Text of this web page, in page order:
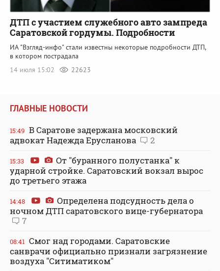
ДТП с участием служебного авто зампреда
Саратовской гордумы. Подробности
ИА "Взгляд-инфо" стали известны некоторые подробности ДТП,
в котором пострадала
14 июля 15:02
22623
ГЛАВНЫЕ НОВОСТИ
15:49 В Саратове задержана московский
адвокат Надежда Ерусланова
2
15:33
От "буранного полустанка" к
ударной стройке. Саратовский вокзал вырос
до третьего этажа
14:48
Определена подсудность дела о
ночном ДТП саратовского вице-губернатора
7
08:41 Смог над городами. Саратовские
санврачи официально признали загрязнение
воздуха "Ситиматиком"